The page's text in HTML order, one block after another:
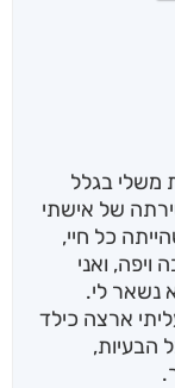
משלי בגלל
של אישתי
כל חיי,
ואני
נשאר לי.
ארצה כילד
הבעיות,